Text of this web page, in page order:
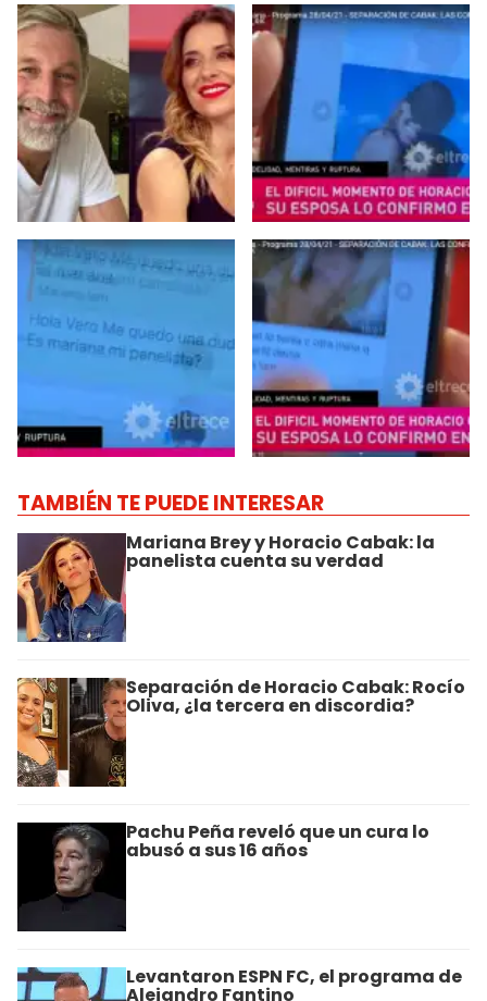
TAMBIÉN TE PUEDE INTERESAR
Mariana Brey y Horacio Cabak: la
panelista cuenta su verdad
Separación de Horacio Cabak: Rocío
Oliva, ¿la tercera en discordia?
Pachu Peña reveló que un cura lo
abusó a sus 16 años
Levantaron ESPN FC, el programa de
Alejandro Fantino